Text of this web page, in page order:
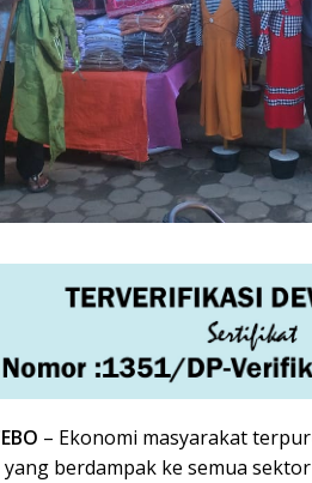
– Ekonomi masyarakat
berdampak ke semua